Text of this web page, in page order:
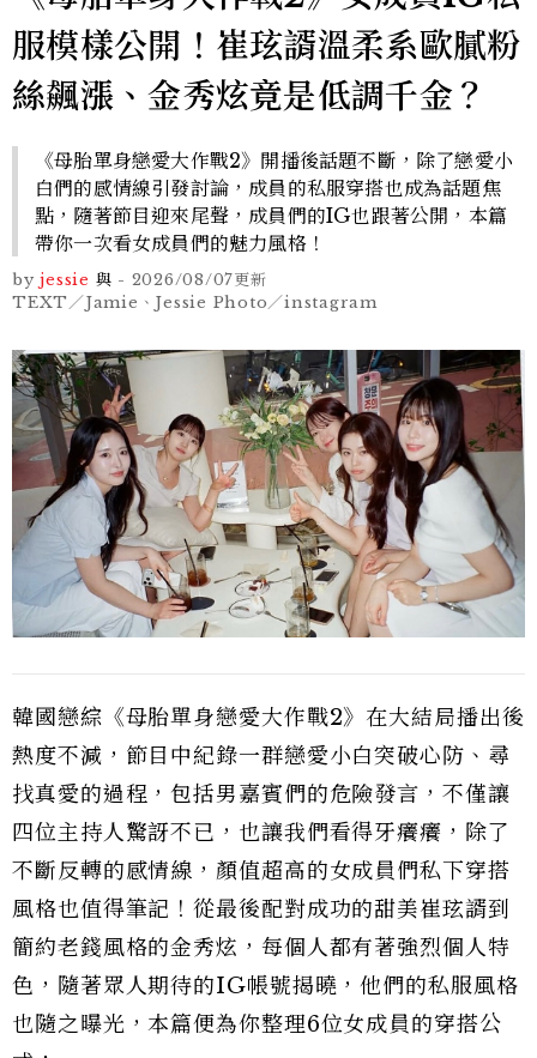
服模樣公開！崔玹諝溫柔系歐膩粉
絲飆漲、金秀炫竟是低調千金？
《母胎單身戀愛大作戰2》開播後話題不斷，除了戀愛小
白們的感情線引發討論，成員的私服穿搭也成為話題焦
點，隨著節目迎來尾聲，成員們的IG也跟著公開，本篇
帶你一次看女成員們的魅力風格！
by jessie 與 - 2026/08/07更新
TEXT／Jamie、Jessie Photo／instagram
韓國戀綜《母胎單身戀愛大作戰2》在大結局播出後
熱度不減，節目中紀錄一群戀愛小白突破心防、尋
找真愛的過程，包括男嘉賓們的危險發言，不僅讓
四位主持人驚訝不已，也讓我們看得牙癢癢，除了
不斷反轉的感情線，顏值超高的女成員們私下穿搭
風格也值得筆記！從最後配對成功的甜美崔玹諝到
簡約老錢風格的金秀炫，每個人都有著強烈個人特
色，隨著眾人期待的IG帳號揭曉，他們的私服風格
也隨之曝光，本篇便為你整理6位女成員的穿搭公